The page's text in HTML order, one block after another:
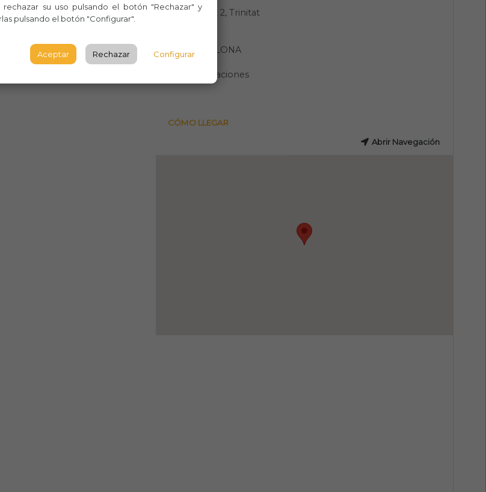
C Garbí, 2, Trinitat
BARCELONA
Observaciones
CÓMO LLEGAR
Abrir Navegación
rechazar su uso pulsando el botón "Rechazar" y
pulsando el botón "Configurar".
Aceptar Rechazar Configurar